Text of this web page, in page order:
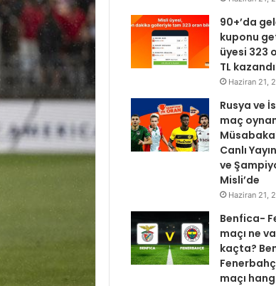
90+’da
kuponu
üyesi 323
TL
Haziran 21,
Rusya ve
maç
Canlı
ve
Misli’de
Haziran 21,
Benfica-
maçı ne
kaçta?
maçı